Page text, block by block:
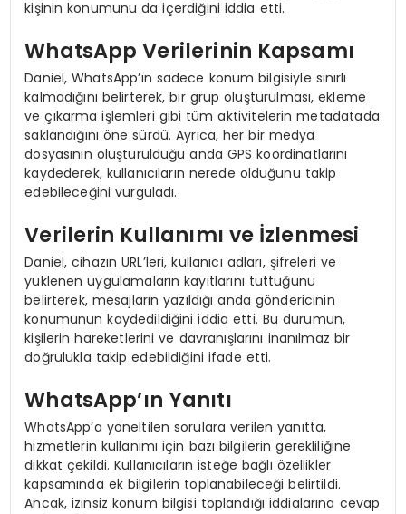
kişinin konumunu da içerdiğini iddia etti.
WhatsApp Verilerinin Kapsamı
Daniel, WhatsApp’ın sadece konum bilgisiyle sınırlı
kalmadığını belirterek, bir grup oluşturulması, ekleme
ve çıkarma işlemleri gibi tüm aktivitelerin metadatada
saklandığını öne sürdü. Ayrıca, her bir medya
dosyasının oluşturulduğu anda GPS koordinatlarını
kaydederek, kullanıcıların nerede olduğunu takip
edebileceğini vurguladı.
Verilerin Kullanımı ve İzlenmesi
Daniel, cihazın URL’leri, kullanıcı adları, şifreleri ve
yüklenen uygulamaların kayıtlarını tuttuğunu
belirterek, mesajların yazıldığı anda göndericinin
konumunun kaydedildiğini iddia etti. Bu durumun,
kişilerin hareketlerini ve davranışlarını inanılmaz bir
doğrulukla takip edebildiğini ifade etti.
WhatsApp’ın Yanıtı
WhatsApp’a yöneltilen sorulara verilen yanıtta,
hizmetlerin kullanımı için bazı bilgilerin gerekliliğine
dikkat çekildi. Kullanıcıların isteğe bağlı özellikler
kapsamında ek bilgilerin toplanabileceği belirtildi.
Ancak, izinsiz konum bilgisi toplandığı iddialarına cevap